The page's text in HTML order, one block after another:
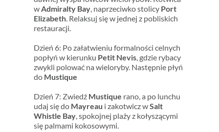
w Admiralty Bay, naprzeciwko stolicy Port
Elizabeth. Relaksuj się w jednej z pobliskich
restauracji.
Dzień 6: Po załatwieniu formalności celnych
popłyń w kierunku Petit Nevis, gdzie rybacy
zwykli polować na wieloryby. Następnie płyń
do Mustique
Dzień 7: Zwiedź Mustique rano, a po lunchu
udaj się do Mayreau i zakotwicz wSalt
Whistle Bay, spokojnej plaży z kołyszącymi
się palmami kokosowymi.